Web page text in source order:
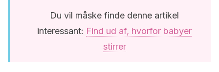
Du vil måske finde denne artikel
interessant: Find ud af, hvorfor babyer
stirrer